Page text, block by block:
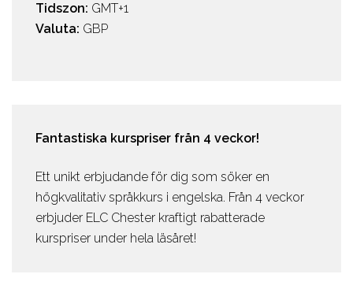
Tidszon: GMT+1
Valuta: GBP
Fantastiska kurspriser från 4 veckor!
Ett unikt erbjudande för dig som söker en
högkvalitativ språkkurs i engelska. Från 4 veckor
erbjuder ELC Chester kraftigt rabatterade
kurspriser under hela läsåret!